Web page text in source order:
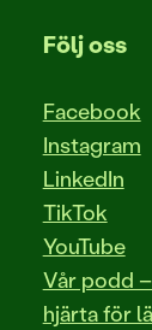
Följ oss
Facebook
Instagram
LinkedIn
TikTok
YouTube
Vår podd
hjärta för